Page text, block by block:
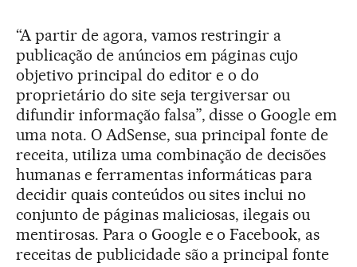
“A partir de agora, vamos restringir a
publicação de anúncios em páginas cujo
objetivo principal do editor e o do
proprietário do site seja tergiversar ou
difundir informação falsa”, disse o Google em
uma nota. O AdSense, sua principal fonte de
receita, utiliza uma combinação de decisões
humanas e ferramentas informáticas para
decidir quais conteúdos ou sites inclui no
conjunto de páginas maliciosas, ilegais ou
mentirosas. Para o Google e o Facebook, as
receitas de publicidade são a principal fonte